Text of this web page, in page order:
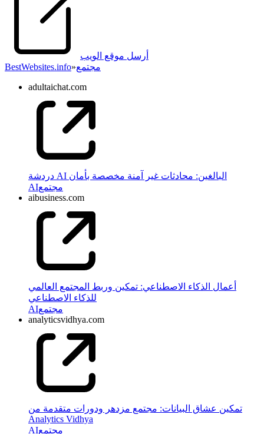
أرسل موقع الويب
BestWebsites.info»مجتمع
adultaichat.com
دردشة AI البالغين: محادثات غير آمنة مخصصة بأمان
AIمجتمع
aibusiness.com
أعمال الذكاء الاصطناعي: تمكين وربط المجتمع العالمي
للذكاء الاصطناعي
AIمجتمع
analyticsvidhya.com
تمكين عشاق البيانات: مجتمع مزدهر ودورات متقدمة من
Analytics Vidhya
AIمجتمع